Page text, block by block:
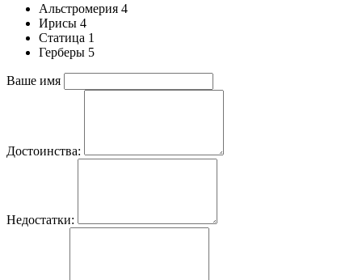
Альстромерия 4
Ирисы 4
Статица 1
Герберы 5
Ваше имя
Достоинства:
Недостатки: